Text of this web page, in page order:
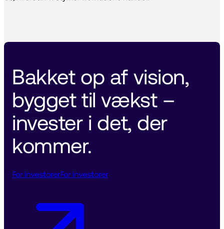
Bakket op af vision,
bygget til vækst –
invester i det, der
kommer.
For investorerFor investorer